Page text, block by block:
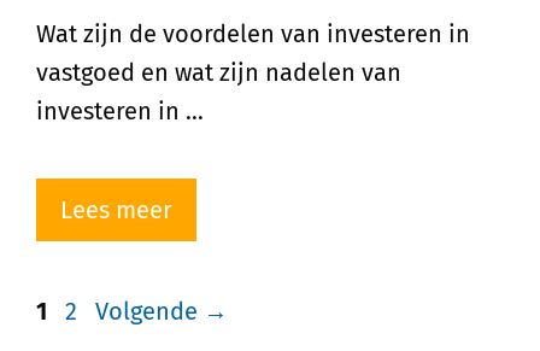
Wat zijn de voordelen van investeren in
vastgoed en wat zijn nadelen van
investeren in …
Lees meer
1 2 Volgende →